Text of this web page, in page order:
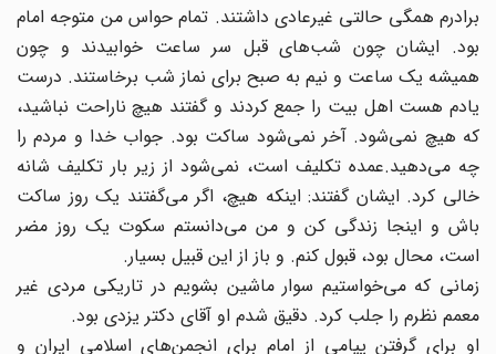
برادرم همگی حالتی غیرعادی داشتند. تمام حواس من متوجه امام
بود. ایشان چون شب‌های قبل سر ساعت خوابیدند و چون
همیشه یک ساعت و نیم به صبح برای نماز شب برخاستند. درست
یادم هست اهل بیت را جمع کردند و گفتند هیچ ناراحت نباشید،
که هیچ نمی‌شود. آخر نمی‌شود ساکت بود. جواب خدا و مردم را
چه می‌‌دهید.عمده تکلیف است، نمی‌شود ‌از زیر بار تکلیف شانه
خالی کرد. ایشان گفتند: اینکه هیچ، اگر می‌گفتند یک روز ساکت
باش و اینجا زندگی کن و من می‌دانستم سکوت یک روز مضر
است، محال بود، قبول کنم. و باز از این قبیل بسیار.
زمانی که می‌خواستیم سوار ماشین بشویم در تاریکی مردی غیر
معمم نظرم را جلب کرد. دقیق شدم او آقای دکتر یزدی بود.
او برای گرفتن پیامی از امام برای انجمن‌های اسلامی ایران و